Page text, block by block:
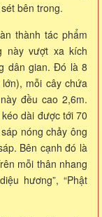
bên trong.
thành tác phẩm
này vượt xa kích
dân gian. Đó là 8
mỗi cây chứa
đều cao 2,6m.
dài được tới 70
nóng chảy ông
Bên cạnh đó là
mỗi thân nhang
hương”, “Phật